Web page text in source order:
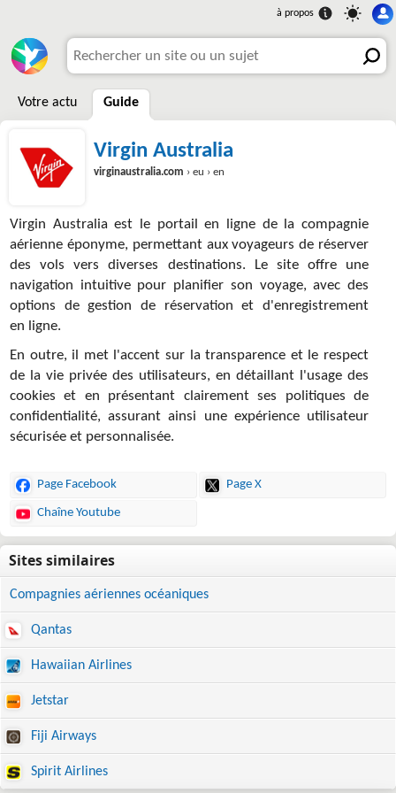
Votre actu Guide
Virgin Australia
virginaustralia.com › eu › en
Virgin Australia est le portail en ligne de la compagnie
aérienne éponyme, permettant aux voyageurs de réserver
des vols vers diverses destinations. Le site offre une
navigation intuitive pour planifier son voyage, avec des
options de gestion de réservation et d'enregistrement
en ligne.
En outre, il met l'accent sur la transparence et le respect
de la vie privée des utilisateurs, en détaillant l'usage des
cookies et en présentant clairement ses politiques de
confidentialité, assurant ainsi une expérience utilisateur
sécurisée et personnalisée.
Page Facebook Page X
Chaîne Youtube
Compagnies aériennes océaniques
Qantas
Hawaiian Airlines
Jetstar
Fiji Airways
Spirit Airlines